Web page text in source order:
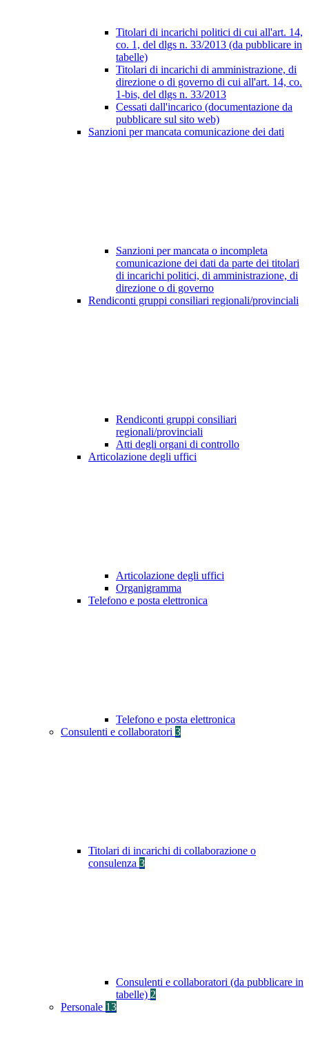
Titolari di incarichi politici di cui all'art. 14,
co. 1, del dlgs n. 33/2013 (da pubblicare in
tabelle)
Titolari di incarichi di amministrazione, di
direzione o di governo di cui all'art. 14, co.
1-bis, del dlgs n. 33/2013
Cessati dall'incarico (documentazione da
pubblicare sul sito web)
Sanzioni per mancata comunicazione dei dati
Sanzioni per mancata o incompleta
comunicazione dei dati da parte dei titolari
di incarichi politici, di amministrazione, di
direzione o di governo
Rendiconti gruppi consiliari regionali/provinciali
Rendiconti gruppi consiliari
regionali/provinciali
Atti degli organi di controllo
Articolazione degli uffici
Articolazione degli uffici
Organigramma
Telefono e posta elettronica
Telefono e posta elettronica
Consulenti e collaboratori 3
Titolari di incarichi di collaborazione o
consulenza 3
Consulenti e collaboratori (da pubblicare in
tabelle) 2
Personale 13